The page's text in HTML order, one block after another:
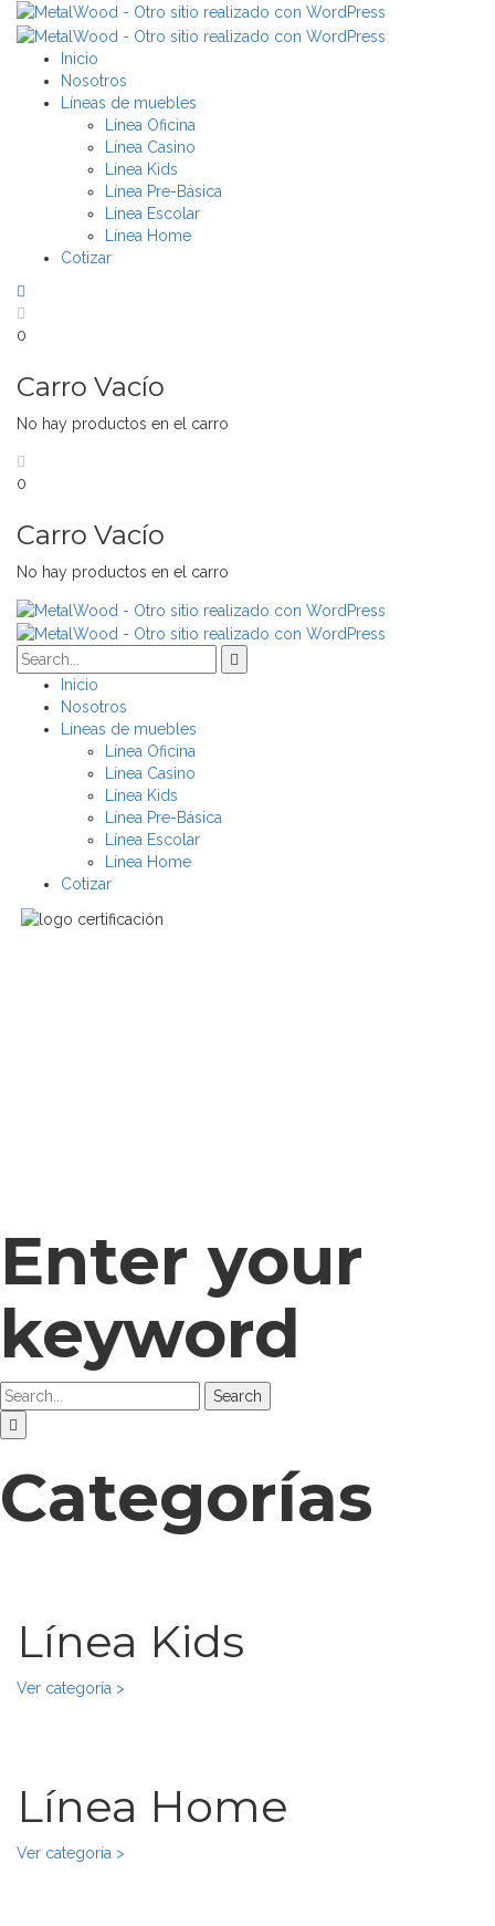
Inicio
Nosotros
Líneas de muebles
Línea Oficina
Línea Casino
Línea Kids
Línea Pre-Básica
Línea Escolar
Línea Home
Cotizar
0
Carro Vacío
No hay productos en el carro
0
Carro Vacío
No hay productos en el carro
Inicio
Nosotros
Líneas de muebles
Línea Oficina
Línea Casino
Línea Kids
Línea Pre-Básica
Línea Escolar
Línea Home
Cotizar
Enter your
keyword
Search
Categorías
Línea Kids
Ver categoría >
Línea Home
Ver categoría >